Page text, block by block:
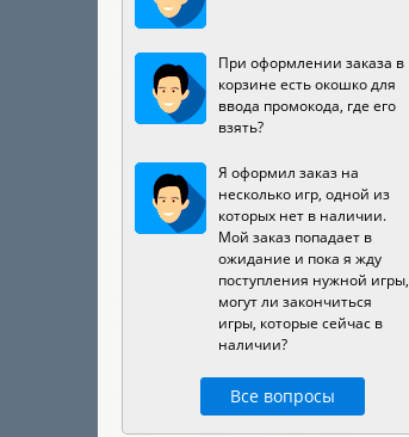
При оформлении заказа в
корзине есть окошко для
ввода промокода, где его
взять?
Я оформил заказ на
несколько игр, одной из
которых нет в наличии.
Мой заказ попадает в
ожидание и пока я жду
поступления нужной игры,
могут ли закончиться
игры, которые сейчас в
наличии?
Все вопросы